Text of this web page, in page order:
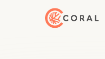
トップページへ戻